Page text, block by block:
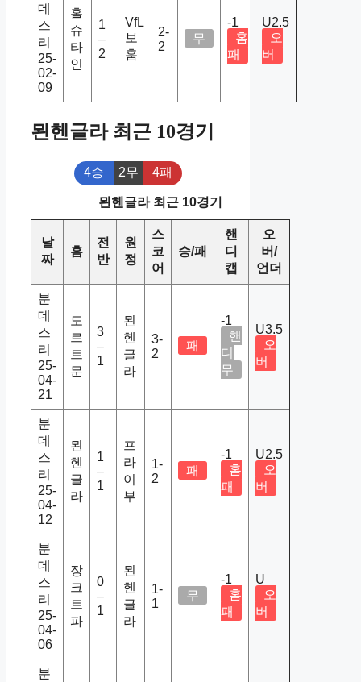
데
스
리
25-
02-
09
홀
슈
타
인
1
–
2
VfL
보
훔
2-
2
무
-1
홈
패
U2.5
오
버
묀헨글라 최근 10경기
4승 2무 4패
묀헨글라 최근 10경기
날
짜
홈
전
반
원
정
스
코
어
승/패
핸
디
캡
오
버/
언더
분
데
스
리
25-
04-
21
도
르
트
문
3
–
1
묀
헨
글
라
3-
2
패
-1
핸
디
무
U3.5
오
버
분
데
스
리
25-
04-
12
묀
헨
글
라
1
–
1
프
라
이
부
1-
2
패
-1
홈
패
U2.5
오
버
분
데
스
리
25-
04-
06
장
크
트
파
0
–
1
묀
헨
글
라
1-
1
무
-1
홈
패
U
오
버
분